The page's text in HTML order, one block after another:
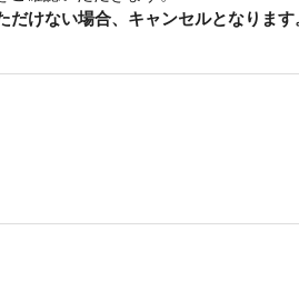
けない場合、キャンセルとなりま